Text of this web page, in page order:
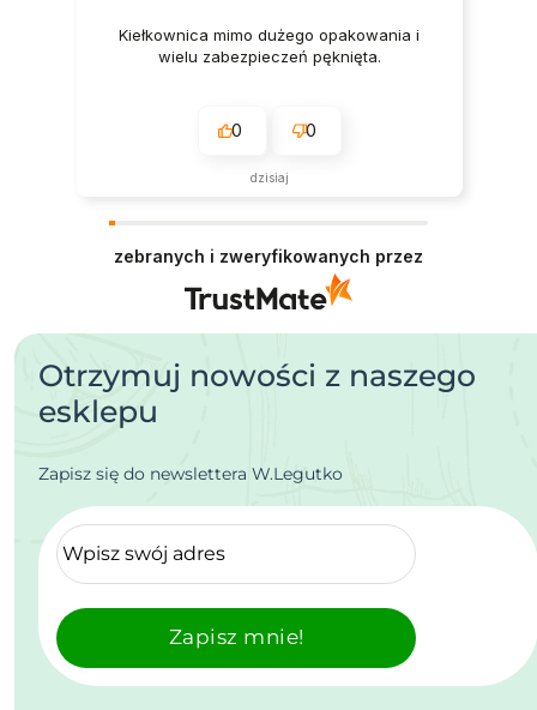
Kiełkownica mimo dużego opakowania i
wielu zabezpieczeń pęknięta.
0 0
dzisiaj
zebranych i zweryfikowanych przez
Otrzymuj nowości z naszego
esklepu
Zapisz się do newslettera W.Legutko
Zapisz mnie!